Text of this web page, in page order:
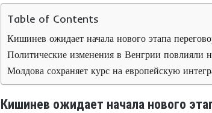
Table of Contents
Кишинев ожидает начала нового этапа
Политические изменения в Венгрии повлияли
Молдова сохраняет курс на европейскую
Кишинев ожидает начала нового